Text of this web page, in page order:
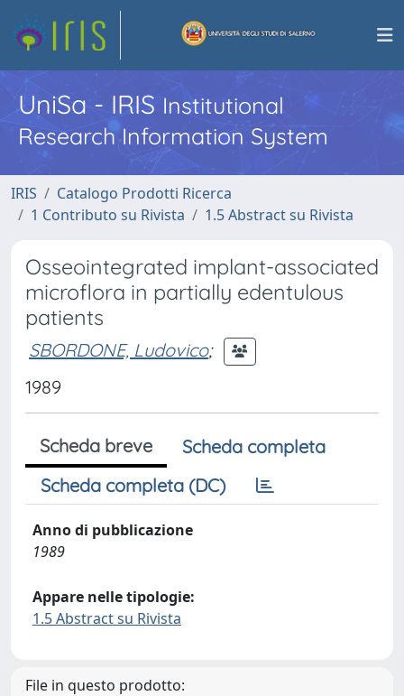
UniSa - IRISInstitutional
Research Information System
IRIS
Catalogo Prodotti Ricerca
1 Contributo su Rivista
1.5 Abstract su Rivista
Osseointegrated implant-associated
microflora in partially edentulous
patients
SBORDONE, Ludovico;
1989
Scheda breve
Scheda completa
Scheda completa (DC)
Anno di pubblicazione
1989
Appare nelle tipologie:
1.5 Abstract su Rivista
File in questo prodotto: